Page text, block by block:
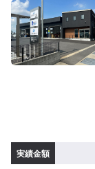
実績金額